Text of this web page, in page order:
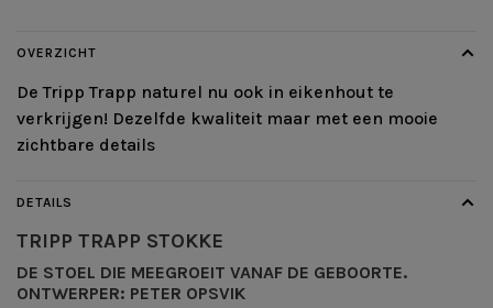
OVERZICHT
De Tripp Trapp naturel nu ook in eikenhout te
verkrijgen! Dezelfde kwaliteit maar met een mooie
zichtbare details
DETAILS
TRIPP TRAPP STOKKE
DE STOEL DIE MEEGROEIT VANAF DE GEBOORTE.
ONTWERPER: PETER OPSVIK